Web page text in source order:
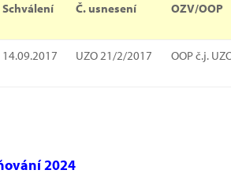
Schválení Č. usnesení OZV/OOP
14.09.2017 UZO 21/2/2017 OOP č.j.
2024